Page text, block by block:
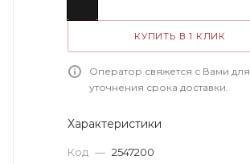
КУПИТЬ В 1 КЛИК
Оператор свяжется с Вами для
уточнения срока доставки.
Характеристики
Код — 2547200